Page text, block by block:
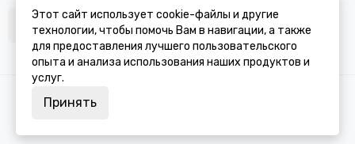
Этот сайт использует cookie-файлы и другие
технологии, чтобы помочь Вам в навигации, а также
для предоставления лучшего пользовательского
опыта и анализа использования наших продуктов и
услуг.
Принять